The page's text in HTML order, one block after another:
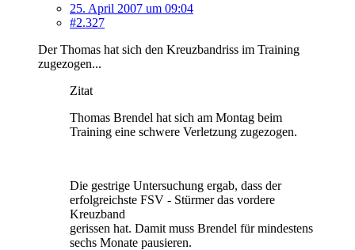
25. April 2007 um 09:04
#2.327
Der Thomas hat sich den Kreuzbandriss im Training
zugezogen...
Zitat
Thomas Brendel hat sich am Montag beim
Training eine schwere Verletzung zugezogen.
Die gestrige Untersuchung ergab, dass der
erfolgreichste FSV - Stürmer das vordere
Kreuzband
gerissen hat. Damit muss Brendel für mindestens
sechs Monate pausieren.